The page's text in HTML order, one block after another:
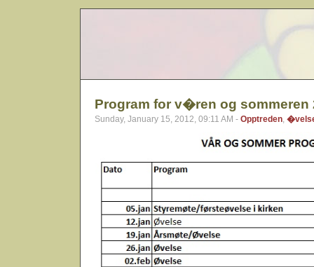
Program for v�ren og sommeren
Sunday, January 15, 2012, 09:11 AM - Opptreden,